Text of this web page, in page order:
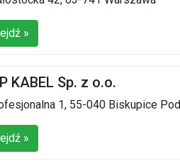
»
KABEL Sp. z o.o.
1, 55-040 Biskupice
»